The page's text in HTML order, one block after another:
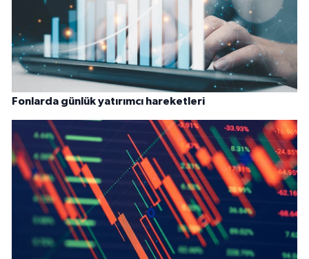
Fonlarda günlük yatırımcı hareketleri